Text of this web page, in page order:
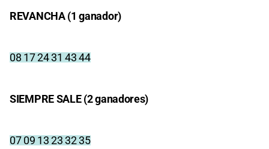
REVANCHA (1 ganador)
08 17 24 31 43 44
SIEMPRE SALE (2 ganadores)
07 09 13 23 32 35